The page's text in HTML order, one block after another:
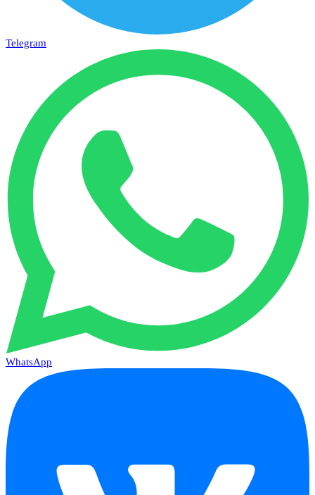
Telegram
WhatsApp